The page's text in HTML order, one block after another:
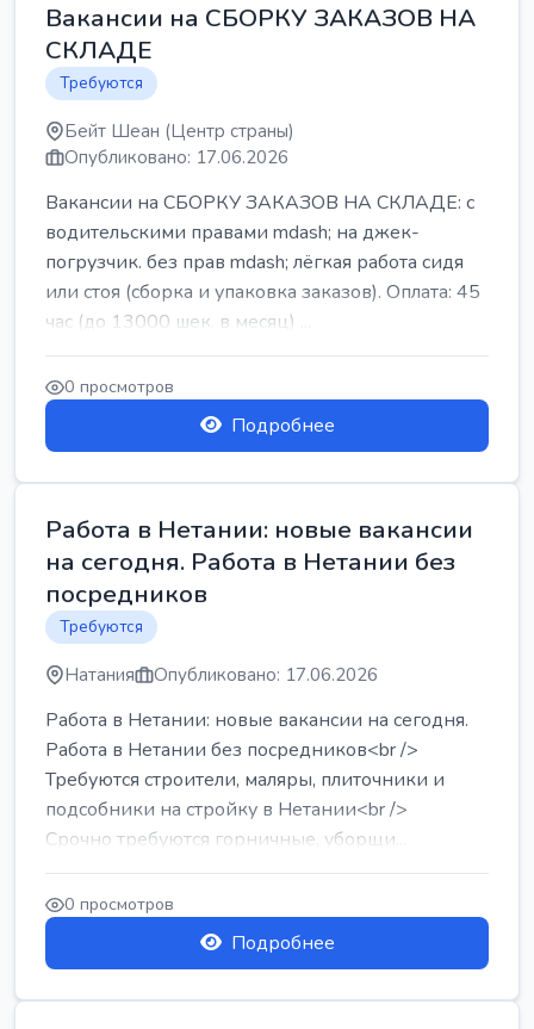
Вакансии на СБОРКУ ЗАКАЗОВ НА
СКЛАДЕ
Требуются
Бейт Шеан (Центр страны)
Опубликовано: 17.06.2026
Вакансии на СБОРКУ ЗАКАЗОВ НА СКЛАДЕ: с
водительскими правами mdash; на джек-
погрузчик. без прав mdash; лёгкая работа сидя
или стоя (сборка и упаковка заказов). Оплата: 45
час (до 13000 шек. в месяц) ...
0 просмотров
Подробнее
Работа в Нетании: новые вакансии
на сегодня. Работа в Нетании без
посредников
Требуются
Натания Опубликовано: 17.06.2026
Работа в Нетании: новые вакансии на сегодня.
Работа в Нетании без посредников<br />
Требуются строители, маляры, плиточники и
подсобники на стройку в Нетании<br />
Срочно требуются горничные, уборщи...
0 просмотров
Подробнее